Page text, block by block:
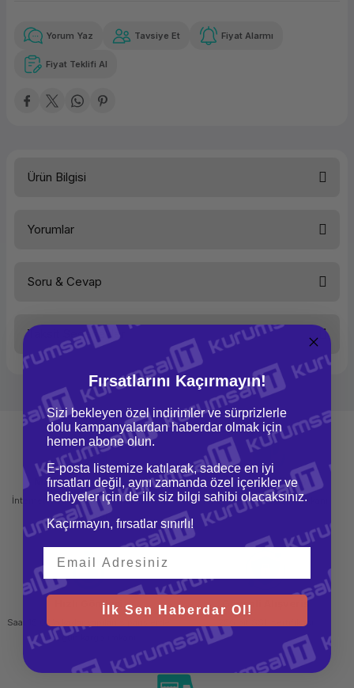
Yorum Yaz Tavsiye Et Fiyat Alarmı
Fiyat Teklifi Al
Ürün Bilgisi
BAGLANTI
Yorumlar
Yorum Yaz
Soru & Cevap
Ürün hakkında henüz soru sorulmamış.
Taksit Seçenekleri
Mağazadan Teslimat
İnternetten sipariş et ve mağazadan
teslim al
İade ve Değişim
Kolay iade ve değişim imkanı
Hızlı Gönderi
Saat 15.00'a kadar yapılan siparişlerde
aynı gün kargo imkanı
Güvenli Alışveriş
256 bit SSL sertifikası
Fırsatlarını Kaçırmayın!
Sizi bekleyen özel indirimler ve sürprizlerle
dolu kampanyalardan haberdar olmak için
hemen abone olun.
E-posta listemize katılarak, sadece en iyi
fırsatları değil, aynı zamanda özel içerikler ve
hediyeler için de ilk siz bilgi sahibi olacaksınız.
Kaçırmayın, fırsatlar sınırlı!
İlk Sen Haberdar Ol!